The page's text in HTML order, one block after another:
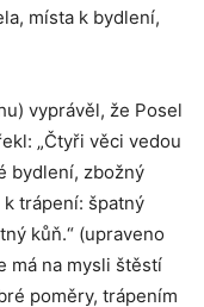
místa k bydlení,
vyprávěl, že Posel
„Čtyři věci vedou
bydlení, zbožný
trápení: špatný
kůň.“ (upraveno
má na mysli štěstí
poměry, trápením